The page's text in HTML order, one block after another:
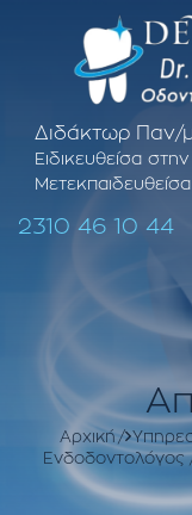
Διδάκτωρ Παν/
Ειδικευθείσα
2310 46 10 44
Αρχική
Ενδοδοντολόγος